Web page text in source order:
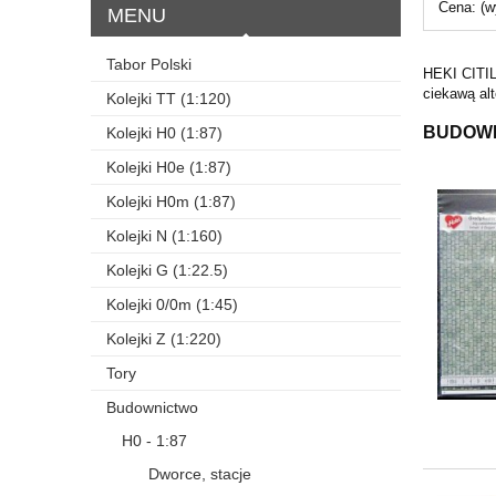
MENU
Tabor Polski
Kolejki TT (1:120)
Kolejki H0 (1:87)
Kolejki H0e (1:87)
Kolejki H0m (1:87)
Kolejki N (1:160)
Kolejki G (1:22.5)
Kolejki 0/0m (1:45)
Kolejki Z (1:220)
Tory
Budownictwo
H0 - 1:87
Dworce, stacje
Cena:
HEKI
ciekawą